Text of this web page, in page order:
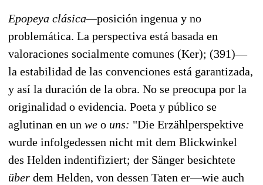
Epopeya clásica—posición ingenua y no
problemática. La perspectiva está basada en
valoraciones socialmente comunes (Ker); (391)—
la estabilidad de las convenciones está garantizada,
y así la duración de la obra. No se preocupa por la
originalidad o evidencia. Poeta y público se
aglutinan en un we o uns: "Die Erzählperspektive
wurde infolgedessen nicht mit dem Blickwinkel
des Helden indentifiziert; der Sänger besichtete
über dem Helden, von dessen Taten er—wie auch